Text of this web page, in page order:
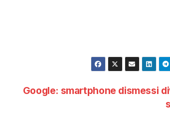
Google: smartphone dismessi